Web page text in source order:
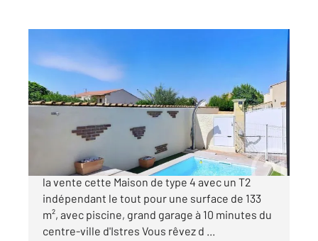
ISTRES 13
133 m2 , 5 pièces
Ref : 3049
Maison à vendre
489 000 €
CENTURY 21 Cabinet CORVAJA vous propose à
la vente cette Maison de type 4 avec un T2
indépendant le tout pour une surface de 133
m², avec piscine, grand garage à 10 minutes du
centre-ville d'Istres Vous rêvez d ...